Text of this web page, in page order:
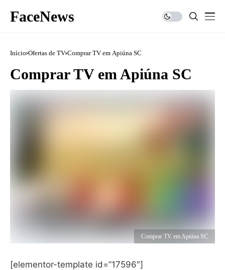
FaceNews
Início Ofertas de TV Comprar TV em Apiúna SC
Comprar TV em Apiúna SC
Comprar TV em Apiúna SC
[elementor-template id=”17596″]